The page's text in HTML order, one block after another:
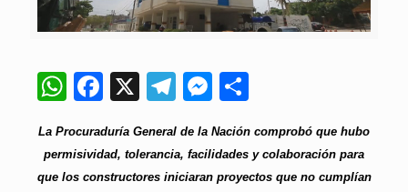
WhatsApp
Facebook
X Telegram
Messenger
La Procuraduría General de la Nación comprobó que hubo
permisividad, tolerancia, facilidades y colaboración para
que los constructores iniciaran proyectos que no cumplían